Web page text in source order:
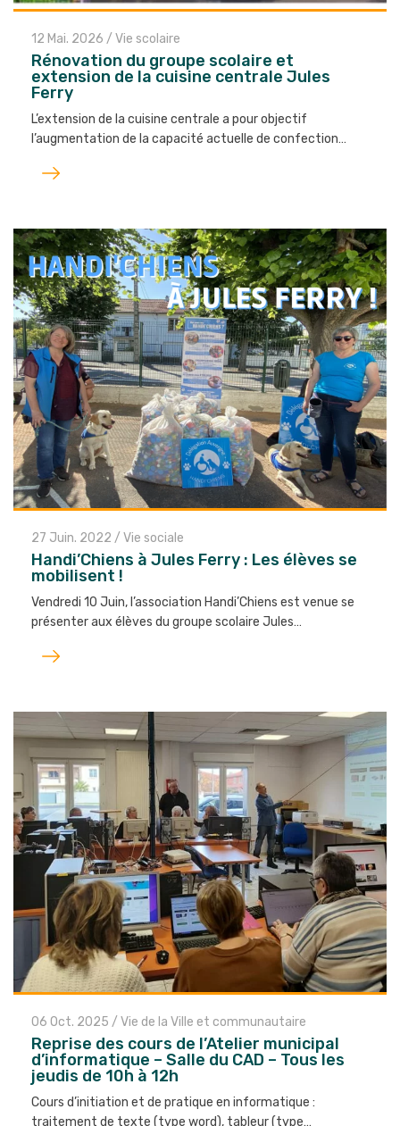
12 Mai. 2026 / Vie scolaire
Rénovation du groupe scolaire et
extension de la cuisine centrale Jules
Ferry
L’extension de la cuisine centrale a pour objectif
l’augmentation de la capacité actuelle de confection…
Lire
l'article
27 Juin. 2022 / Vie sociale
Handi’Chiens à Jules Ferry : Les élèves se
mobilisent !
Vendredi 10 Juin, l’association Handi’Chiens est venue se
présenter aux élèves du groupe scolaire Jules…
Lire
l'article
06 Oct. 2025 / Vie de la Ville et communautaire
Reprise des cours de l’Atelier municipal
d’informatique – Salle du CAD – Tous les
jeudis de 10h à 12h
Cours d’initiation et de pratique en informatique :
traitement de texte (type word), tableur (type…